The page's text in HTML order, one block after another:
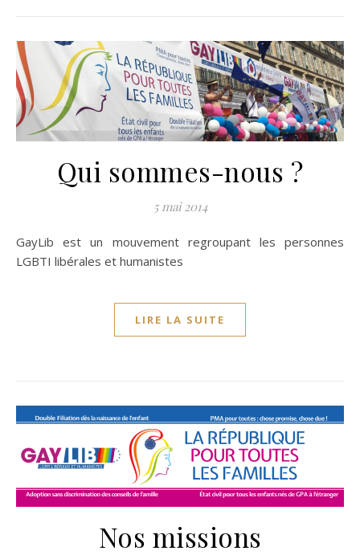
Qui sommes-nous ?
5 mai 2014
GayLib est un mouvement regroupant les personnes
LGBTI libérales et humanistes
LIRE LA SUITE
Nos missions